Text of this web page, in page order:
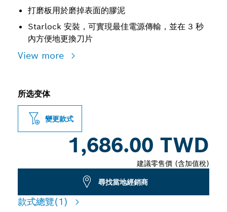
打磨板用於磨掉表面的膠泥
Starlock 安裝，可實現最佳電源傳輸，並在 3 秒
內方便地更換刀片
View more
所选变体
變更款式
1,686.00 TWD
建議零售價 (含加值稅)
尋找當地經銷商
款式總覽(1)